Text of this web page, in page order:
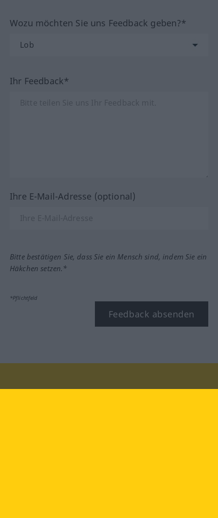
Wozu möchten Sie uns Feedback geben?*
Ihr Feedback*
Ihre E-Mail-Adresse (optional)
Bitte bestätigen Sie, dass Sie ein Mensch sind, indem Sie ein
Häkchen setzen.*
*Pflichtfeld
Feedback absenden
Besuchen Sie uns auf: